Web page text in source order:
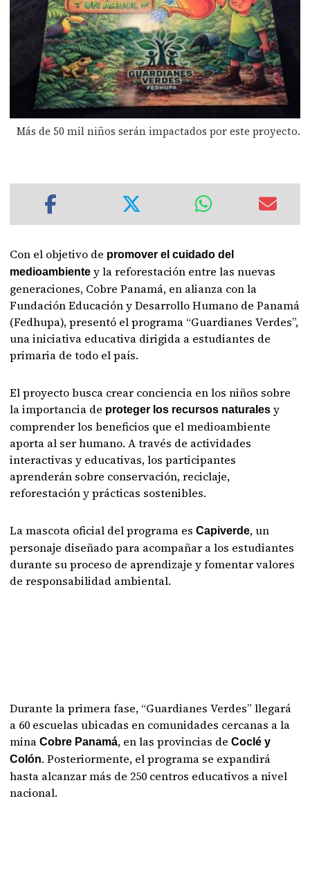
Más de 50 mil niños serán impactados por este proyecto.
Con el objetivo de promover el cuidado del
medioambientey la reforestación entre las nuevas
generaciones, Cobre Panamá, en alianza con la
Fundación Educación y Desarrollo Humano de Panamá
(Fedhupa), presentó el programa “Guardianes Verdes”,
una iniciativa educativa dirigida a estudiantes de
primaria de todo el país.
El proyecto busca crear conciencia en los niños sobre
la importancia de proteger los recursos naturalesy
comprender los beneficios que el medioambiente
aporta al ser humano. A través de actividades
interactivas y educativas, los participantes
aprenderán sobre conservación, reciclaje,
reforestación y prácticas sostenibles.
La mascota oficial del programa esCapiverde, un
personaje diseñado para acompañar a los estudiantes
durante su proceso de aprendizaje y fomentar valores
de responsabilidad ambiental.
Durante la primera fase, “Guardianes Verdes” llegará
a 60 escuelas ubicadas en comunidades cercanas a la
minaCobre Panamá, en las provincias deCoclé y
Colón. Posteriormente, el programa se expandirá
hasta alcanzar más de 250 centros educativos a nivel
nacional.